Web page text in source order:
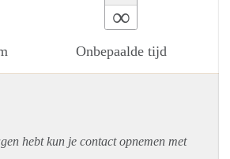
∞
Onbepaalde tijd
hebt kun je contact opnemen met